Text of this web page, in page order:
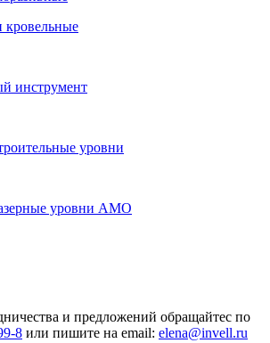
кровельные
инструмент
уровни
уровни AMO
и предложений обращайтес по
или пишите на email: elena@invell.ru